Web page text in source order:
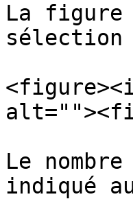
La
sélection
Le
indiqué